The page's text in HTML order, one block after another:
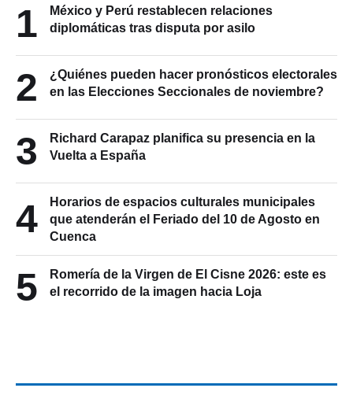
1
México y Perú restablecen relaciones
diplomáticas tras disputa por asilo
2
¿Quiénes pueden hacer pronósticos electorales
en las Elecciones Seccionales de noviembre?
3
Richard Carapaz planifica su presencia en la
Vuelta a España
4
Horarios de espacios culturales municipales
que atenderán el Feriado del 10 de Agosto en
Cuenca
5
Romería de la Virgen de El Cisne 2026: este es
el recorrido de la imagen hacia Loja